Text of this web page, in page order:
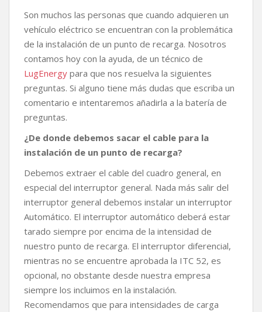
c
e
b
o
o
k
i
t
t
e
r
a
t
s
A
p
p
p
y
L
n
k
m
p
a
r
t
i
r
Son muchos las personas que cuando adquieren un
vehículo eléctrico se encuentran con la problemática
de la instalación de un punto de recarga. Nosotros
contamos hoy con la ayuda, de un técnico de
LugEnergy para que nos resuelva la siguientes
preguntas. Si alguno tiene más dudas que escriba un
comentario e intentaremos añadirla a la batería de
preguntas.
¿De donde debemos sacar el cable para la
instalación de un punto de recarga?
Debemos extraer el cable del cuadro general, en
especial del interruptor general. Nada más salir del
interruptor general debemos instalar un interruptor
Automático. El interruptor automático deberá estar
tarado siempre por encima de la intensidad de
nuestro punto de recarga. El interruptor diferencial,
mientras no se encuentre aprobada la ITC 52, es
opcional, no obstante desde nuestra empresa
siempre los incluimos en la instalación.
Recomendamos que para intensidades de carga